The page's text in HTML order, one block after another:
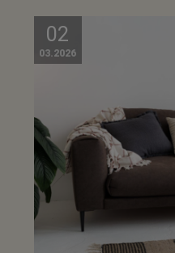
02
03.2026